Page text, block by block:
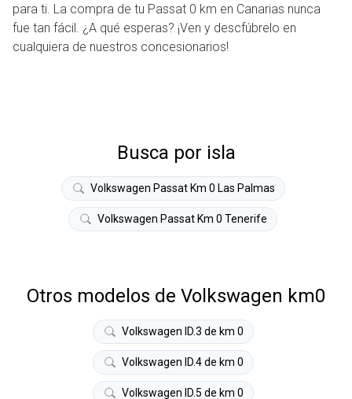
para ti. La compra de tu Passat 0 km en Canarias nunca
fue tan fácil. ¿A qué esperas? ¡Ven y descfúbrelo en
cualquiera de nuestros concesionarios!
Busca por isla
Volkswagen Passat Km 0 Las Palmas
Volkswagen Passat Km 0 Tenerife
Otros modelos de Volkswagen km0
Volkswagen ID.3 de km 0
Volkswagen ID.4 de km 0
Volkswagen ID.5 de km 0